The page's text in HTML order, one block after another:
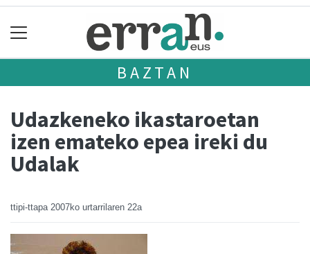
BAZTAN
Udazkeneko ikastaroetan
izen emateko epea ireki du
Udalak
ttipi-ttapa 2007ko urtarrilaren 22a